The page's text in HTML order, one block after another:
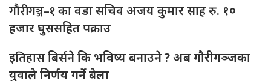
गौरीगञ्ज–१का वडा सचिव अजय कुमार साह रु. १०
हजार घुससहित पक्राउ
इतिहासबिर्सने कि भविष्य बनाउने ? अब गौरीगञ्जका
युवाले निर्णय गर्ने बेला